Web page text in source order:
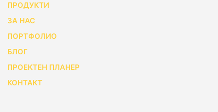
ПРОДУКТИ
ЗА НАС
ПОРТФОЛИО
БЛОГ
ПРОЕКТЕН ПЛАНЕР
КОНТАКТ